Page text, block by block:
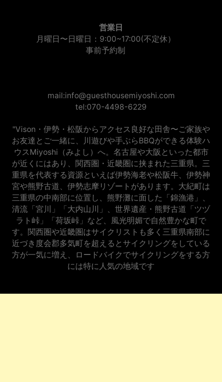
営業日
月曜日〜日曜日：9:00~17:00(不定休）
事前予約制
mail:info@guesthousemiyoshi.com
tel:070-4498-6229
"Vison・伊勢・松阪からアクセス良好な田舎〜ご家族や
お友達とご一緒に、川遊びや手ぶらBBQができる体験ハ
ウスMiyoshi（みよし）へ。名古屋や大阪といった都市
が近くにはあり、関西圏・近畿圏に挟まれた三重県。三
重県を代表する資源といえば伊勢海老や松阪牛、伊勢神
宮や熊野古道、伊勢志摩リゾートがあります。大紀町は
三重県の中南部に位置し、熊野灘に面した「錦漁港」、
清流「宮川」「大内山川」、世界遺産・熊野古道「ツヅ
ラト峠」「荷坂峠」など、風光明媚で自然豊かな町で
す。関西圏や近畿圏はサイクリストも多く三重県南部に
近づき度会郡多気町を超えるとサイクリングをしている
方が一気に増え、ロードバイクでサイクリングをする方
には特に人気の地域です